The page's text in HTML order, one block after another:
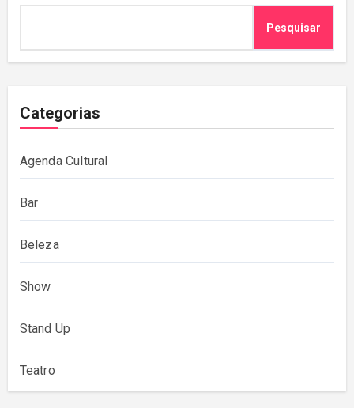
Pesquisar
Categorias
Agenda Cultural
Bar
Beleza
Show
Stand Up
Teatro